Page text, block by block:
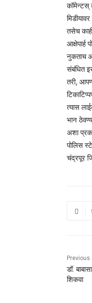
कॉमेन्टस्
तसेच
नुकताच
संबंधित
तरी,
त्यास
भान
अशा
पोलिस
चंद्रपूर
डॉ.
शिकवा